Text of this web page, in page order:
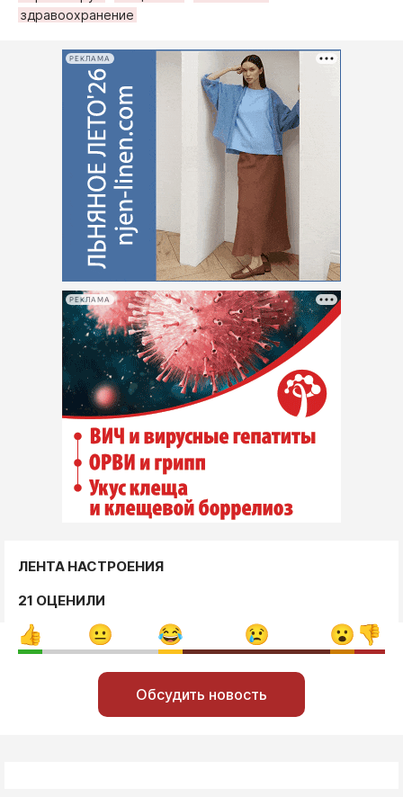
здравоохранение
РЕКЛАМА
РЕКЛАМА
ЛЕНТА НАСТРОЕНИЯ
21 ОЦЕНИЛИ
Обсудить новость